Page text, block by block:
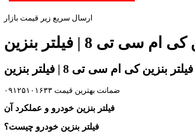
ارسال سریع زیر قیمت بازار
ضمانت بهترین قیمت ۰۹۱۲۵۱۰۱۶۳۳
فیلتر بنزین خودرو چیست؟